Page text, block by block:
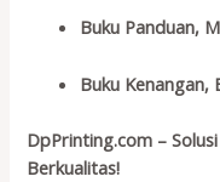
Buku Panduan,
Buku Kenangan,
DpPrinting.com –
Berkualitas!